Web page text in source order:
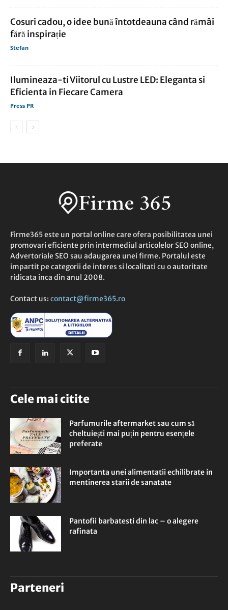
Cosuri cadou, o idee bună întotdeauna când rămâi
fără inspirație
Stefan
Ilumineaza-ti Viitorul cu Lustre LED: Eleganta si
Eficienta in Fiecare Camera
Press PR
Firme365 este un portal online care ofera posibilitatea unei
promovari eficiente prin intermediul articolelor SEO online,
Advertoriale SEO sau adaugarea unei firme. Portalul este
impartit pe categorii de interes si localitati cu o autoritate
ridicata inca din anul 2008.
Contact us: contact@firme365.ro
Cele mai citite
Parfumurile aftermarket sau cum să
cheltuiești mai puțin pentru esențele
preferate
Importanta unei alimentatii echilibrate in
mentinerea starii de sanatate
Pantofii barbatesti din lac – o alegere
rafinata
Parteneri